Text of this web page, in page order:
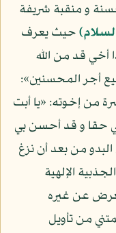
و منقبة شريفة
حيث يعرف
أخي قد من الله
أجر المحسنين»:
من إخوته: «يا أبت
حقا و قد أحسن بي
من بعد أن نزغ
الإلهية
عن غيره
من تأويل